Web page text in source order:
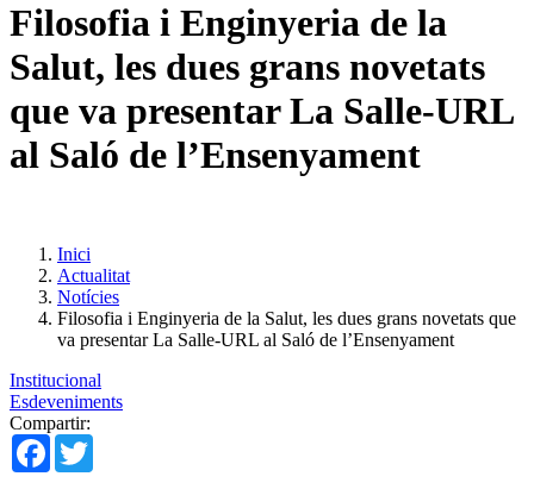
Filosofia i Enginyeria de la
Salut, les dues grans novetats
que va presentar La Salle-URL
al Saló de l’Ensenyament
Inici
Actualitat
Notícies
Filosofia i Enginyeria de la Salut, les dues grans novetats que
va presentar La Salle-URL al Saló de l’Ensenyament
Institucional
Esdeveniments
Compartir:
Facebook